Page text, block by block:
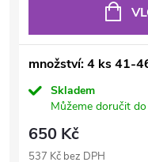
množství: 4 ks 41-
Skladem
Můžeme doručit do
650 Kč
537 Kč bez DPH